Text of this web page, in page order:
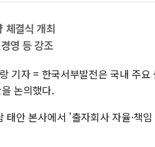
체결식 개최
영 등 강조
기자 = 한국서부발전은 국내 주
논의했다.
태안 본사에서 '출자회사 자율·책